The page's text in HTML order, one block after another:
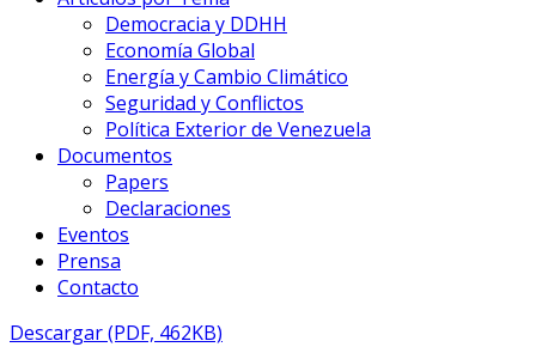
Democracia y DDHH
Economía Global
Energía y Cambio Climático
Seguridad y Conflictos
Política Exterior de Venezuela
Documentos
Papers
Declaraciones
Eventos
Prensa
Contacto
Descargar (PDF, 462KB)